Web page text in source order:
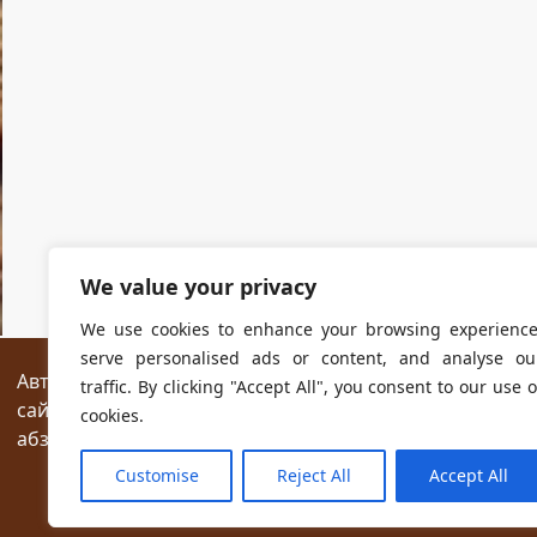
We value your privacy
We use cookies to enhance your browsing
serve personalised ads or content, and analyse
traffic. By clicking "Accept All", you consent to our use
cookies.
Customise Reject All Accept All
Авторские права на все размещённые на сайте
сайтах разрешается без предварительного
абзаца текста.